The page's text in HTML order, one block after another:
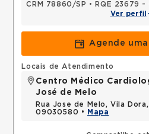
CRM 78860/SP • RQE 23679 -
Ver perfil
Agende
Locais de Atendimento
Centro Médico
José de Melo
Rua Jose de Melo, Vila
09030580 •
Mapa